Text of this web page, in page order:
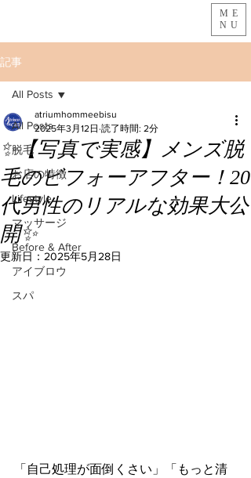
ME
NU
記事
All Posts
脱毛
お店の特徴
Lifestyle
マッサージ
Before & After
アイブロウ
スパ
All Posts
✨【写真で実感】メンズ脱
毛のビフォーアフター！20
代男性のリアルな効果大公
開✨
atriumhommeebisu
2025年3月12日 読了時間: 2分
更新日： 2025年5月28日
「自己処理が面倒くさい」「もっと清